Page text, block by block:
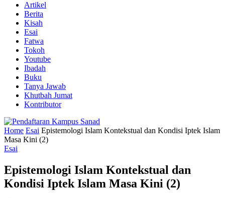
Artikel
Berita
Kisah
Esai
Fatwa
Tokoh
Youtube
Ibadah
Buku
Tanya Jawab
Khutbah Jumat
Kontributor
Home Esai Epistemologi Islam Kontekstual dan Kondisi Iptek Islam
Masa Kini (2)
Esai
Epistemologi Islam Kontekstual dan
Kondisi Iptek Islam Masa Kini (2)